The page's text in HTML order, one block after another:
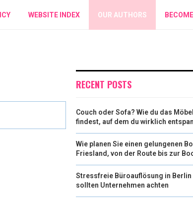
WEBSITE INDEX OUR AUTHORS
RECENT POSTS
Couch oder Sofa? Wie du das
findest, auf dem du wirklich
Wie planen Sie einen gelungenen
Friesland, von der Route bis zur
Stressfreie Büroauflösung in Berlin
sollten Unternehmen achten